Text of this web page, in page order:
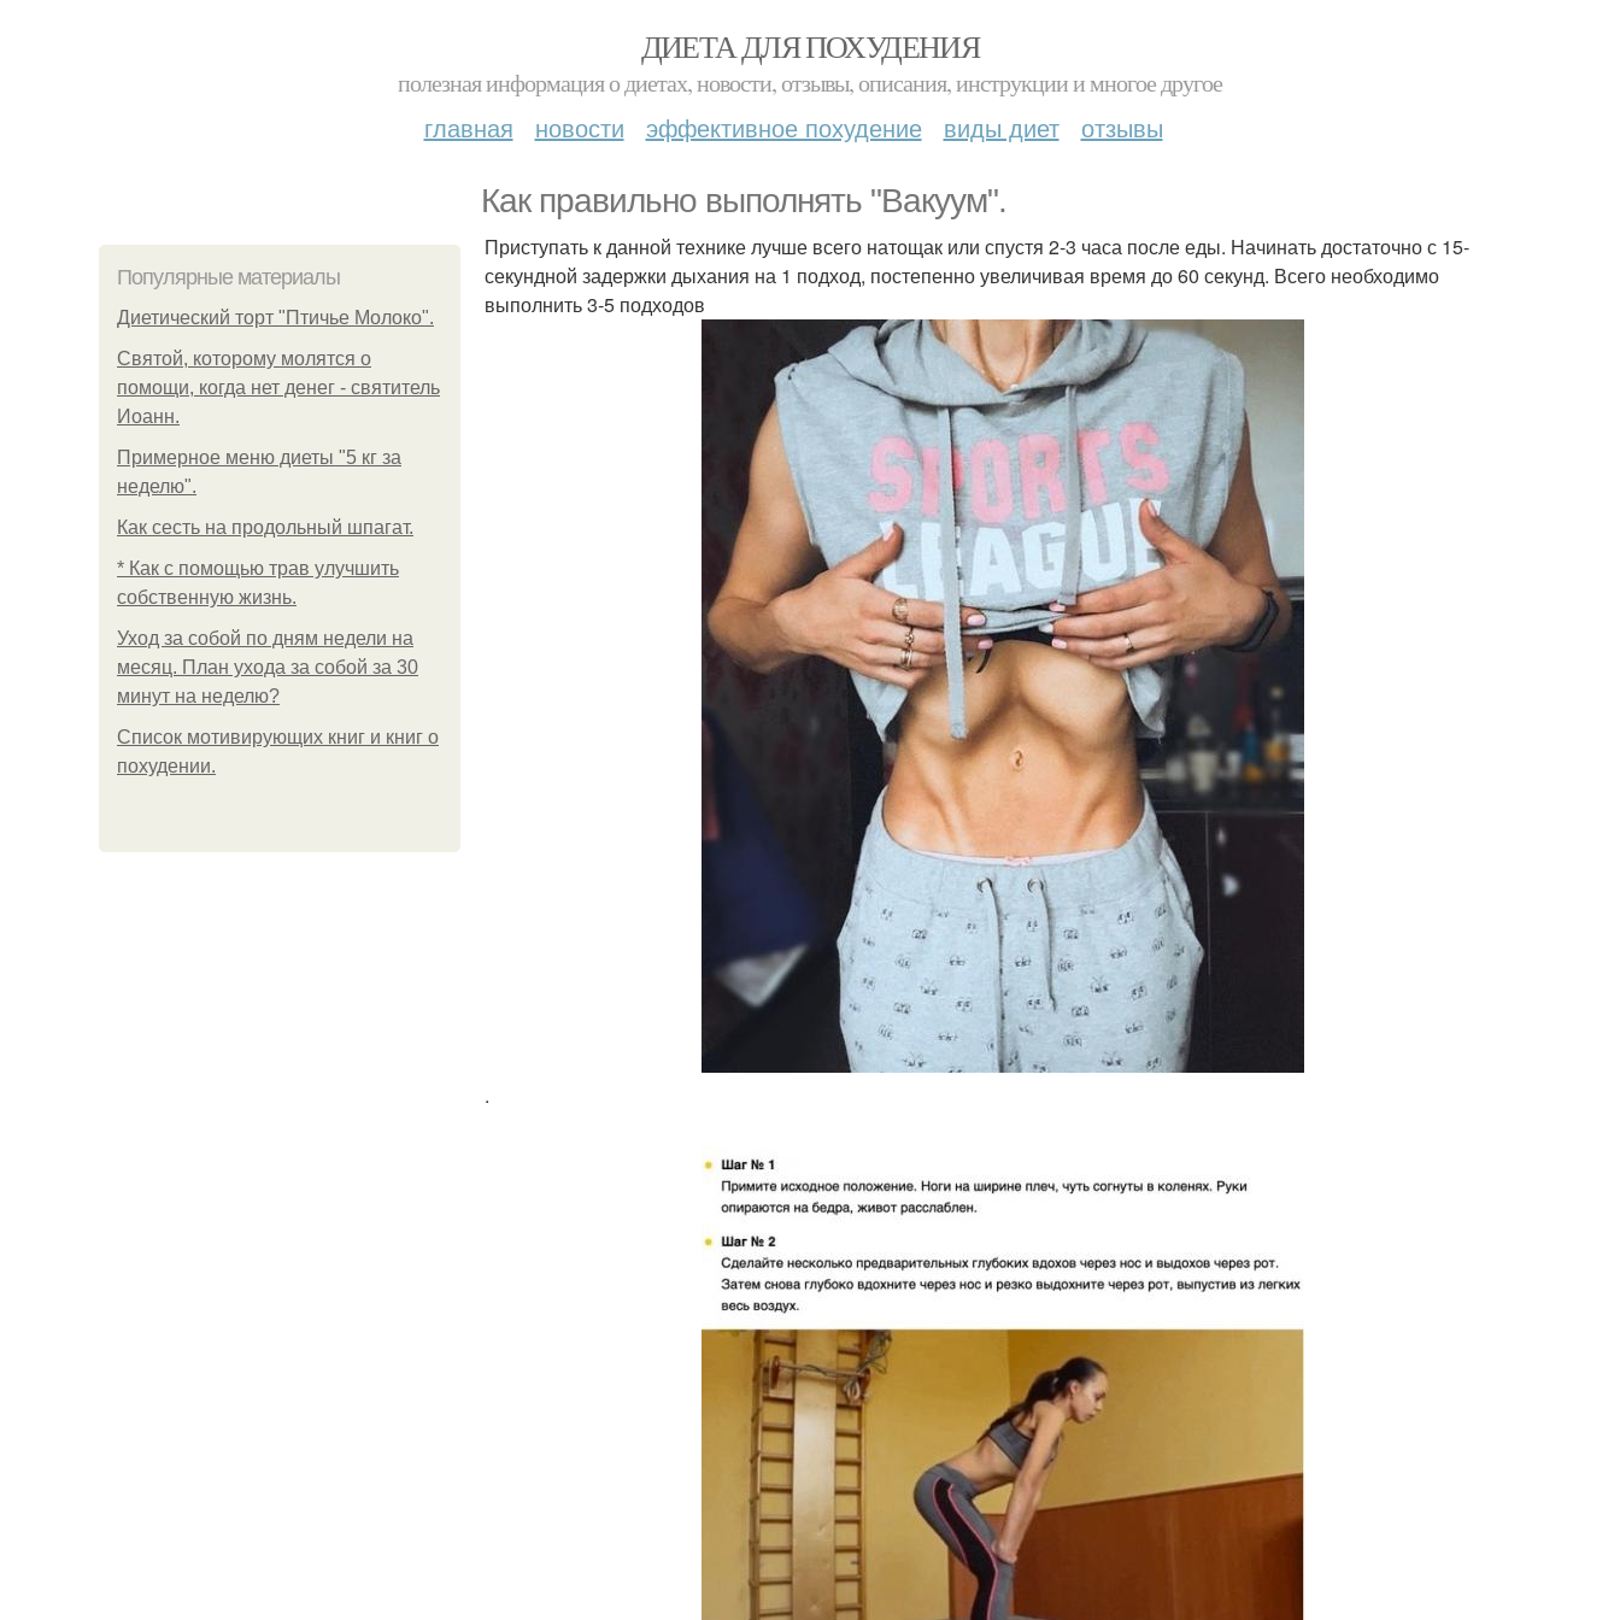
ДИЕТА ДЛЯ ПОХУДЕНИЯ
полезная информация о диетах, новости, отзывы, описания, инструкции и многое другое
главная новости эффективное похудение виды диет отзывы
Как правильно выполнять "Вакуум".
Популярные материалы
Диетический торт "Птичье Молоко".
Святой, которому молятся о
помощи, когда нет денег - святитель
Иоанн.
Примерное меню диеты "5 кг за
неделю".
Как сесть на продольный шпагат.
* Как с помощью трав улучшить
собственную жизнь.
Уход за собой по дням недели на
месяц. План ухода за собой за 30
минут на неделю?
Список мотивирующих книг и книг о
похудении.
Приступать к данной технике лучше всего натощак или спустя 2-3 часа после еды. Начинать достаточно с 15-
секундной задержки дыхания на 1 подход, постепенно увеличивая время до 60 секунд. Всего необходимо
выполнить 3-5 подходов
.